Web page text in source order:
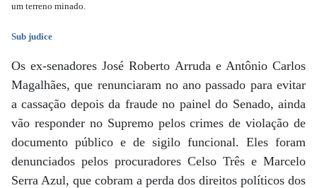
um terreno minado.
Sub judice
Os ex-senadores José Roberto Arruda e Antônio Carlos
Magalhães, que renunciaram no ano passado para evitar
a cassação depois da fraude no painel do Senado, ainda
vão responder no Supremo pelos crimes de violação de
documento público e de sigilo funcional. Eles foram
denunciados pelos procuradores Celso Três e Marcelo
Serra Azul, que cobram a perda dos direitos políticos dos